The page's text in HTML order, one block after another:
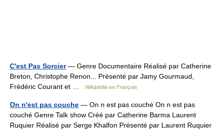
C'est Pas Sorcier— Genre Documentaire Réalisé par Catherine
Breton, Christophe Renon... Présenté par Jamy Gourmaud,
Frédéric Courant et …
Wikipédia en Français
On n'est pas couche — On n est pas couché On n est pas
couché Genre Talk show Créé par Catherine Barma Laurent
Ruquier Réalisé par Serge Khalfon Présenté par Laurent Ruquier